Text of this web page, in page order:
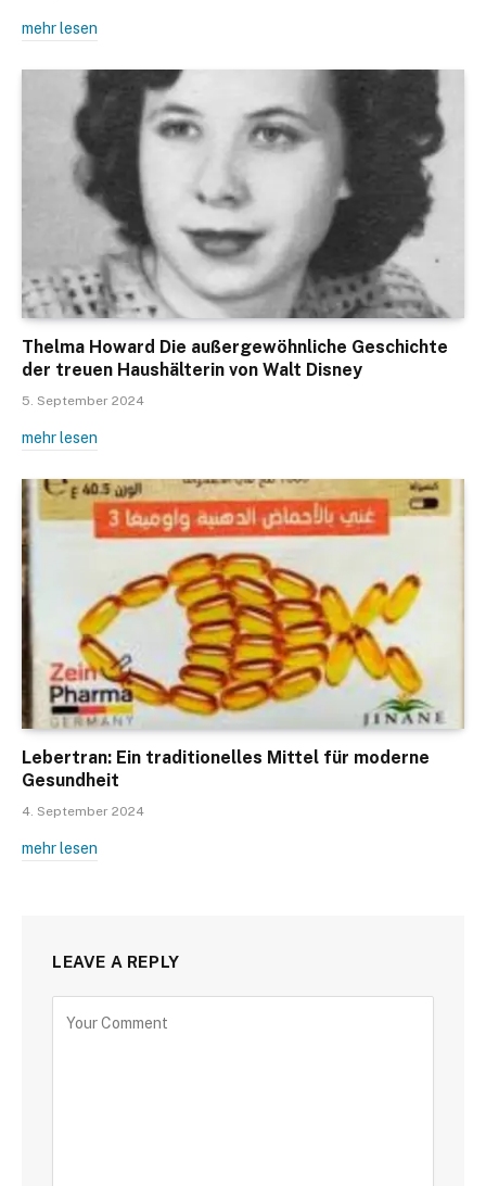
mehr lesen
Thelma Howard Die außergewöhnliche Geschichte
der treuen Haushälterin von Walt Disney
5. September 2024
mehr lesen
Lebertran: Ein traditionelles Mittel für moderne
Gesundheit
4. September 2024
mehr lesen
LEAVE A REPLY